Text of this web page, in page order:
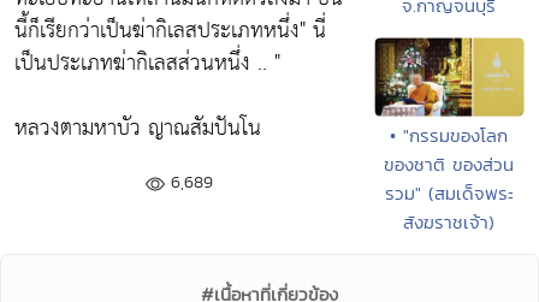
นี้ก็เรียกว่าเป็นฆ่ากิเลสประเภทหนึ่ง"นี่
เป็นประเภทฆ่ากิเลสส่วนหนึ่ง .. "
หลวงตามหาบัว ญาณสัมปันโน
6,689
จ.กาญจนบุรี
• "กรรมของโลก
ของชาติ ของส่วน
รวม" (สมเด็จพระ
สังฆราชเจ้า)
#เนื้อหาที่เกี่ยวข้อง